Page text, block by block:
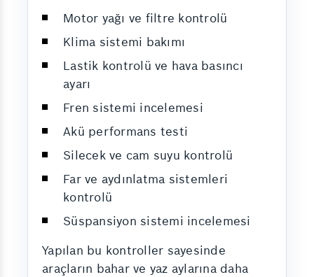
Motor yağı ve filtre kontrolü
Klima sistemi bakımı
Lastik kontrolü ve hava basıncı
ayarı
Fren sistemi incelemesi
Akü performans testi
Silecek ve cam suyu kontrolü
Far ve aydınlatma sistemleri
kontrolü
Süspansiyon sistemi incelemesi
Yapılan bu kontroller sayesinde
araçların bahar ve yaz aylarına daha